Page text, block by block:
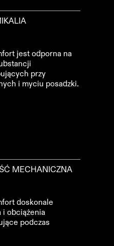
jest odporna na
przy
i myciu posadzki.
MECHANICZNA
doskonale
obciążenia
podczas